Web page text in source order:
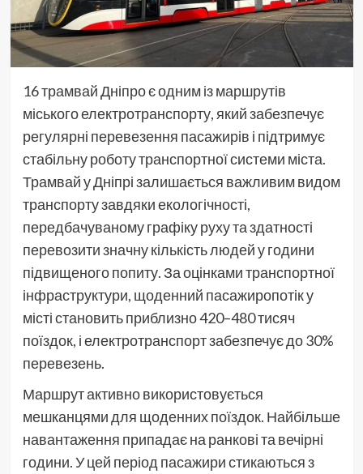
16 трамвай Дніпро є одним із маршрутів
міського електротранспорту, який забезпечує
регулярні перевезення пасажирів і підтримує
стабільну роботу транспортної системи міста.
Трамвай у Дніпрі залишається важливим видом
транспорту завдяки екологічності,
передбачуваному графіку руху та здатності
перевозити значну кількість людей у години
підвищеного попиту. За оцінками транспортної
інфраструктури, щоденний пасажиропотік у
місті становить приблизно 420–480 тисяч
поїздок, і електротранспорт забезпечує до 30%
перевезень.
Маршрут активно використовується
мешканцями для щоденних поїздок. Найбільше
навантаження припадає на ранкові та вечірні
години. У цей період пасажири стикаються з